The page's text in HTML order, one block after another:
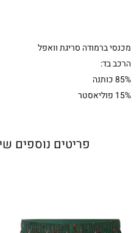
מכנסי ברמודה סריגת וואפל
הרכב בד:
85% כותנה
15% פוליאסטר
פריטים נוספים